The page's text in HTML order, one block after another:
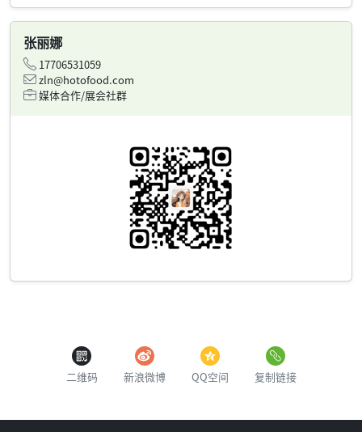
张丽娜
17706531059
zln@hotofood.com
媒体合作/展会社群
二维码 新浪微博 QQ空间 复制链接